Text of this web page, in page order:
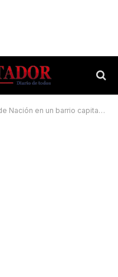
en un barrio capitalino